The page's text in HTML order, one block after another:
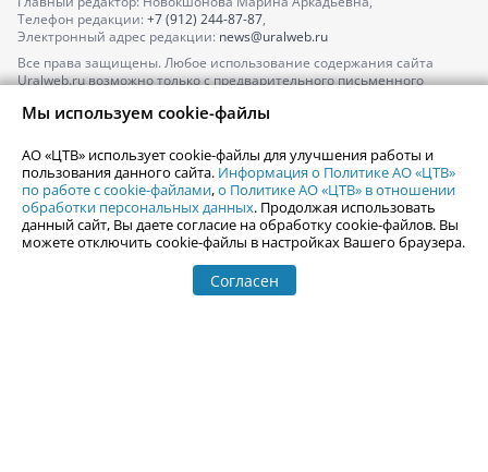
Телефон редакции: +7 (912) 244-87-87,
Электронный адрес редакции: news@uralweb.ru
Все права защищены. Любое использование содержания сайта
Uralweb.ru возможно только с предварительного письменного
По вопросам размещения рекламы обращайтесь по тел.
По вопросам размещения информации в разделе «Афиша»
afisha@uralweb.ru
Пользовательское соглашение на использование сайта
Политика АО «ЦТВ» в отношении обработки персональных данных
Мы используем cookie-файлы
АО «ЦТВ» использует cookie-файлы для улучшения работы и
пользования данного сайта. Информация о Политике АО «ЦТВ»
по работе с cookie-файлами,о Политике АО «ЦТВ» в отношении
обработки персональных данных. Продолжая использовать
данный сайт, Вы даете согласие на обработку cookie-файлов. Вы
можете отключить cookie-файлы в настройках Вашего браузера.
Согласен